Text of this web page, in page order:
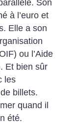
Son
à l’euro et
Elle a son
ou l’Aide
Et bien sûr
les
billets.
quand il
été.